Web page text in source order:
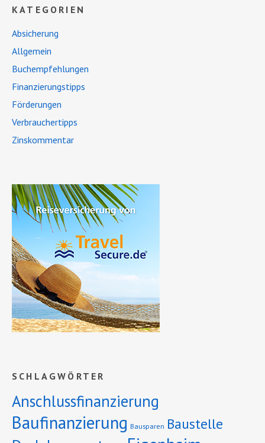
KATEGORIEN
Absicherung
Allgemein
Buchempfehlungen
Finanzierungstipps
Förderungen
Verbrauchertipps
Zinskommentar
SCHLAGWÖRTER
Anschlussfinanzierung
Baufinanzierung Bausparen Baustelle